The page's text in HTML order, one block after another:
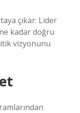
çıkar: Lider
kadar doğru
vizyonunu